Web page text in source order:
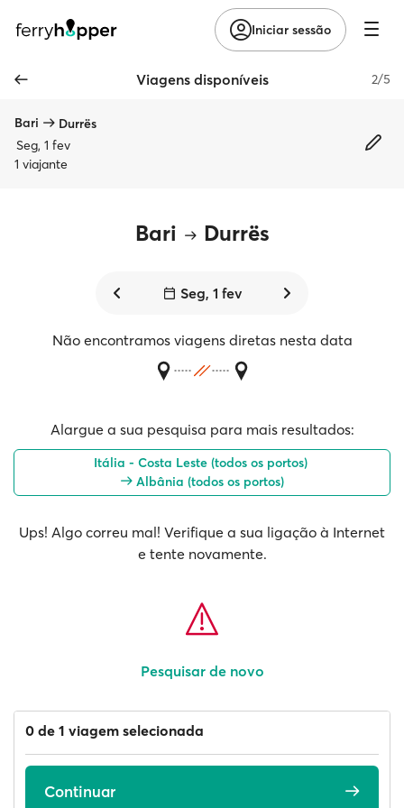
Iniciar sessão
Viagens disponíveis 2/5
Bari
Durrës
Seg, 1 fev
1 viajante
Bari Durrës
Seg, 1 fev
Não encontramos viagens diretas nesta data
Alargue a sua pesquisa para mais resultados:
Itália - Costa Leste (todos os portos)
Albânia (todos os portos)
Ups! Algo correu mal! Verifique a sua ligação à Internet
e tente novamente.
Pesquisar de novo
0 de 1 viagem selecionada
Continuar